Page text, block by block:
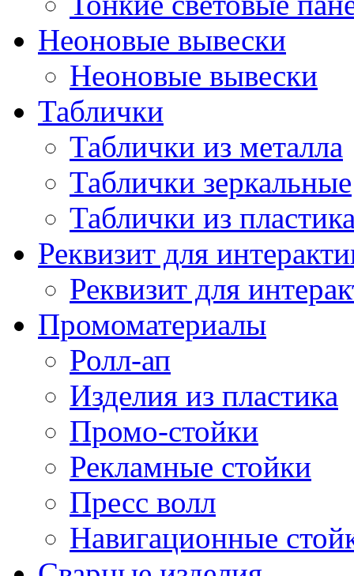
Неоновые вывески
Неоновые вывески
Таблички
Таблички из металла
Таблички зеркальные
Таблички из
Реквизит для
Реквизит для
Промоматериалы
Ролл-ап
Изделия из пластика
Промо-стойки
Рекламные стойки
Пресс волл
Навигационные